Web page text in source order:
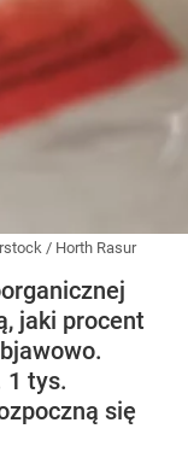
/ Horth Rasur
jaki procent
1 tys.
się